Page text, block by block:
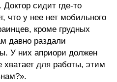
сидит где-то
что у нее нет мобильного
кроме грудных
давно раздали
У них априори должен
хватает для работы, этим